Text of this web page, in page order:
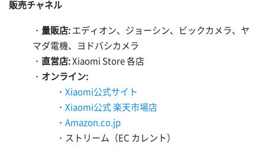
販売チャネル
・ 量販店:エディオン、ジョーシン、ビックカメラ、ヤ
マダ電機、ヨドバシカメラ
・ 直営店:Xiaomi Store 各店
・ オンライン:
・ Xiaomi公式サイト
・ Xiaomi公式 楽天市場店
・ Amazon.co.jp
・ストリーム（EC カレント）